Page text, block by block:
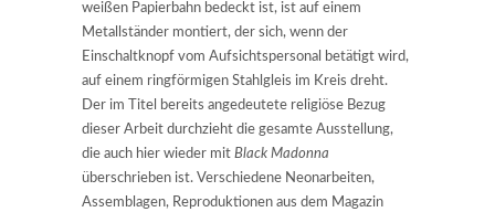
weißen Papierbahn bedeckt ist, ist auf einem
Metallständer montiert, der sich, wenn der
Einschaltknopf vom Aufsichtspersonal betätigt wird,
auf einem ringförmigen Stahlgleis im Kreis dreht.
Der im Titel bereits angedeutete religiöse Bezug
dieser Arbeit durchzieht die gesamte Ausstellung,
die auch hier wieder mit Black Madonna
überschrieben ist. Verschiedene Neonarbeiten,
Assemblagen, Reproduktionen aus dem Magazin